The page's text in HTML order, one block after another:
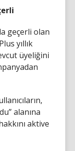
geçerli olan
yıllık
üyeliğini
alanına
aktive